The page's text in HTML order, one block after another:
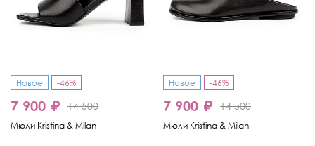
Новое -46%
7 900 ₽ 14 500
Мюли Kristina & Milan
Новое -46%
7 900 ₽ 14 500
Мюли Kristina & Milan